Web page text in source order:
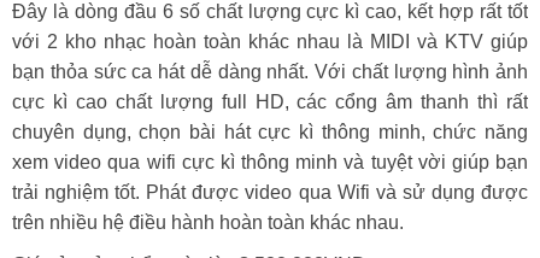
Đây là dòng đầu 6 số chất lượng cực kì cao, kết hợp rất tốt
với 2 kho nhạc hoàn toàn khác nhau là MIDI và KTV giúp
bạn thỏa sức ca hát dễ dàng nhất. Với chất lượng hình ảnh
cực kì cao chất lượng full HD, các cổng âm thanh thì rất
chuyên dụng, chọn bài hát cực kì thông minh, chức năng
xem video qua wifi cực kì thông minh và tuyệt vời giúp bạn
trải nghiệm tốt. Phát được video qua Wifi và sử dụng được
trên nhiều hệ điều hành hoàn toàn khác nhau.